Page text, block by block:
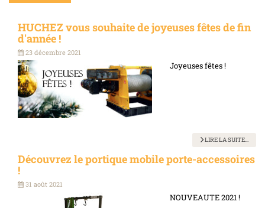
HUCHEZ vous souhaite de joyeuses fêtes de fin
d'année !
23 décembre 2021
Joyeuses fêtes !
LIRE LA SUITE...
Découvrez le portique mobile porte-accessoires
!
31 août 2021
NOUVEAUTE 2021 !